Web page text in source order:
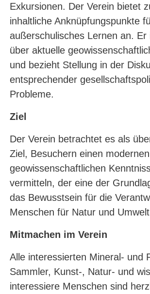
Exkursionen. Der Verein bietet
inhaltliche Anknüpfungspunkte
außerschulisches Lernen an. Er
über aktuelle
und bezieht Stellung in der
entsprechender
Probleme.
Ziel
Der Verein betrachtet es als
Ziel, Besuchern einen modernen
geowissenschaftlichen
vermitteln, der eine der
das Bewusstsein für die
Menschen für Natur und
Mitmachen im Verein
Alle interessierten Mineral- und
Sammler, Kunst-, Natur- und
interessiere Menschen sind